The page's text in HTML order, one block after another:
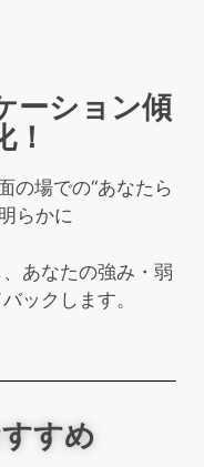
ーション傾
の場での“あなたら
らかに
あなたの強み・弱
ックします。
すめ